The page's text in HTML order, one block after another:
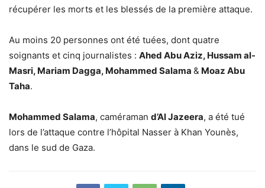
récupérer les morts et les blessés de la première attaque.
Au moins 20 personnes ont été tuées, dont quatre
soignants et cinq journalistes : Ahed Abu Aziz, Hussam al-
Masri, Mariam Dagga, Mohammed Salama & Moaz Abu
Taha.
Mohammed Salama, caméraman d’Al Jazeera, a été tué
lors de l’attaque contre l’hôpital Nasser à Khan Younès,
dans le sud de Gaza.